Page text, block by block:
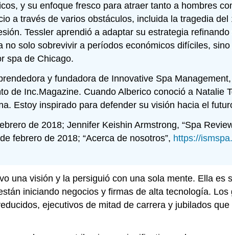
y su enfoque fresco para atraer tanto a hombres
a través de varios obstáculos, incluida la tragedia
Tessler aprendió a adaptar su estrategia
solo sobrevivir a períodos económicos difíciles,
spa de Chicago.
y fundadora de Innovative Spa
de Inc.Magazine. Cuando Alberico conoció a Natalie
Estoy inspirado para defender su visión hacia el
de 2018; Jennifer Keishin Armstrong, “Spa
febrero de 2018; “Acerca de nosotros”, https://
una visión y la persiguió con una sola mente. Ella es
iniciando negocios y firmas de alta tecnología.
ejecutivos de mitad de carrera y jubilados